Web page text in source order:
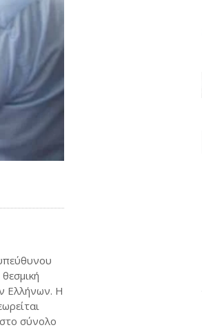
Ελλήνων. Η
σύνολο